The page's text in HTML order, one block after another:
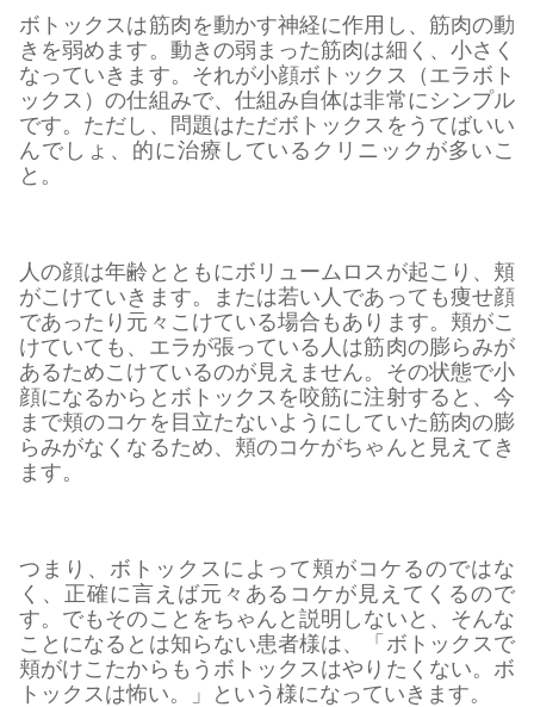
ボトックスは筋肉を動かす神経に作用し、筋肉の動
きを弱めます。動きの弱まった筋肉は細く、小さく
なっていきます。それが小顔ボトックス（エラボト
ックス）の仕組みで、仕組み自体は非常にシンプル
です。ただし、問題はただボトックスをうてばいい
んでしょ、的に治療しているクリニックが多いこ
と。
人の顔は年齢とともにボリュームロスが起こり、頬
がこけていきます。または若い人であっても痩せ顔
であったり元々こけている場合もあります。頬がこ
けていても、エラが張っている人は筋肉の膨らみが
あるためこけているのが見えません。その状態で小
顔になるからとボトックスを咬筋に注射すると、今
まで頬のコケを目立たないようにしていた筋肉の膨
らみがなくなるため、頬のコケがちゃんと見えてき
ます。
つまり、ボトックスによって頬がコケるのではな
く、正確に言えば元々あるコケが見えてくるので
す。でもそのことをちゃんと説明しないと、そんな
ことになるとは知らない患者様は、「ボトックスで
頬がけこたからもうボトックスはやりたくない。ボ
トックスは怖い。」という様になっていきます。